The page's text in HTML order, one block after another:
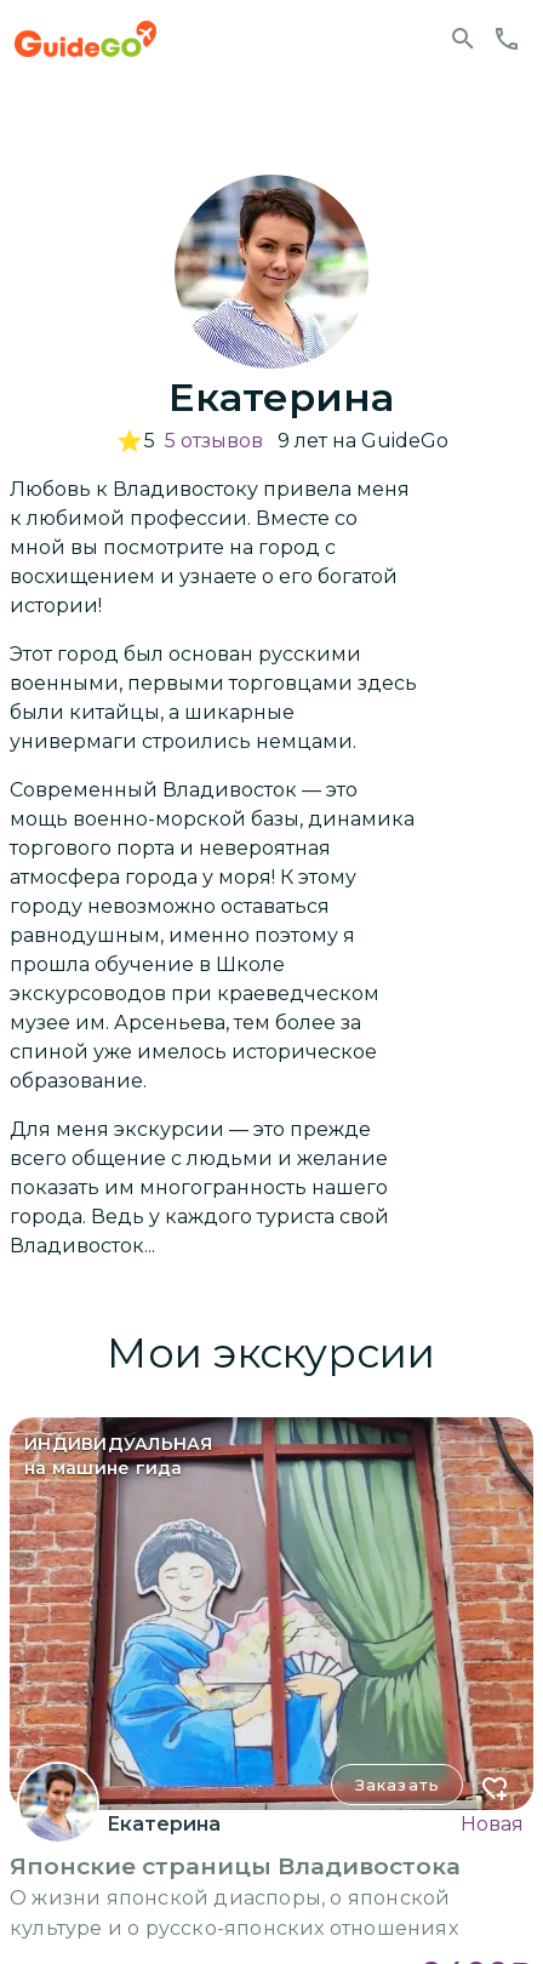
Екатерина
5 5 отзывов 9 летна GuideGo
Любовь к Владивостоку привела меня
к любимой профессии. Вместе со
мной вы посмотрите на город с
восхищением и узнаете о его богатой
истории!
Этот город был основан русскими
военными, первыми торговцами здесь
были китайцы, а шикарные
универмаги строились немцами.
Современный Владивосток — это
мощь военно-морской базы, динамика
торгового порта и невероятная
атмосфера города у моря! К этому
городу невозможно оставаться
равнодушным, именно поэтому я
прошла обучение в Школе
экскурсоводов при краеведческом
музее им. Арсеньева, тем более за
спиной уже имелось историческое
образование.
Для меня экскурсии — это прежде
всего общение с людьми и желание
показать им многогранность нашего
города. Ведь у каждого туриста свой
Владивосток...
Мои экскурсии
ИНДИВИДУАЛЬНАЯ
на машине гида
Заказать
Екатерина Новая
Японские страницы Владивостока
О жизни японской диаспоры, о японской
культуре и о русско-японских отношениях